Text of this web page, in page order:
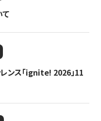
ンス「ignite! 2026」11